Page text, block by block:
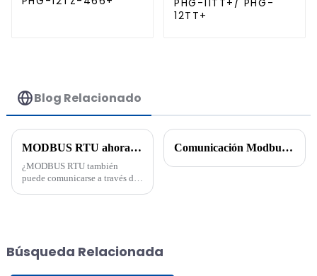
PHG-11TT+/ PHG-
12TT+
Blog Relacionado
MODBUS RTU ahora compatible con la comunicación Ethernet
¿MODBUS RTU también
puede comunicarse a través de
Comunicación Modbus: la clave para construir redes industriales fluidas
Búsqueda Relacionada